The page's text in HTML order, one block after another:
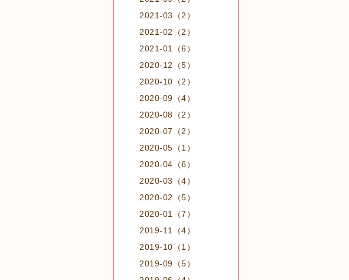
2021-03（2）
2021-02（2）
2021-01（6）
2020-12（5）
2020-10（2）
2020-09（4）
2020-08（2）
2020-07（2）
2020-05（1）
2020-04（6）
2020-03（4）
2020-02（5）
2020-01（7）
2019-11（4）
2019-10（1）
2019-09（5）